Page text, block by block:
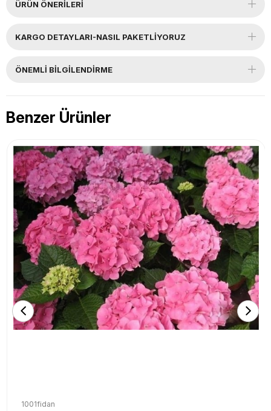
ÜRÜN ÖNERILERI
KARGO DETAYLARI-NASIL PAKETLİYORUZ
ÖNEMLI BILGILENDIRME
Benzer Ürünler
1001fidan